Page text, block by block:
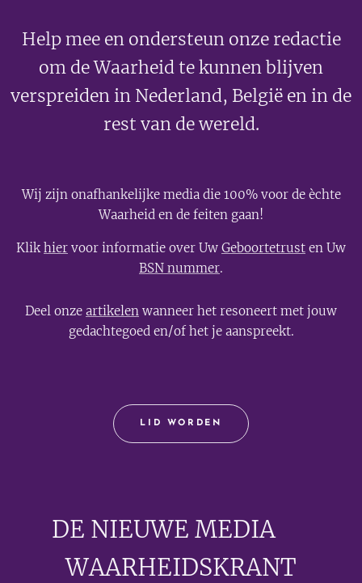
Help mee en ondersteun onze redactie
om de Waarheid te kunnen blijven
verspreiden in Nederland, België en in de
rest van de wereld.
Wij zijn onafhankelijke media die 100% voor de èchte
Waarheid en de feiten gaan!
Klikhier voor informatie over Uw Geboortetrust en Uw
BSN nummer.
Deel onze artikelen wanneer het resoneert met jouw
gedachtegoed en/of het je aanspreekt.
LID WORDEN
DE NIEUWE MEDIA🟣
WAARHEIDSKRANT